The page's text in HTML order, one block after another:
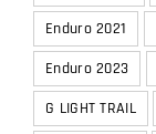
Enduro 2021
Enduro 2023
G LIGHT TRAIL